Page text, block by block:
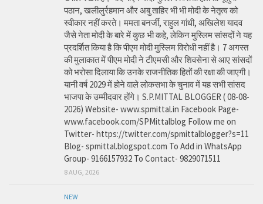
पठान, खलीलुर्रहमान और अबु ताहिर भी भी मोदी के नेतृत्व को
स्वीकार नहीं करते। ममता बनर्जी, राहुल गांधी, अखिलेश यादव
जैसे नेता मोदी के बारे में कुछ भी कहे, लेकिन मुस्लिम सांसदों ने यह
प्रदर्शित किया है कि पीएम मोदी मुस्लिम विरोधी नहीं है। 7 अगस्त
की मुलाकात में पीएम मोदी ने टीएमसी और शिवसेना से आए सांसदों
को भरोसा दिलाया कि उनके राजनीतिक हितों की रक्षा की जाएगी।
यानी वर्ष 2029 में होने वाले लोकसभा के चुनाव में यह सभी सांसद
भाजपा के उम्मीदवार होंगे। S.P.MITTAL BLOGGER ( 08-08-
2026) Website- www.spmittal.in Facebook Page-
www.facebook.com/SPMittalblog Follow me on
Twitter- https://twitter.com/spmittalblogger?s=11
Blog- spmittal.blogspot.com To Add in WhatsApp
Group- 9166157932 To Contact- 9829071511
8 AUG, 2026
NEW